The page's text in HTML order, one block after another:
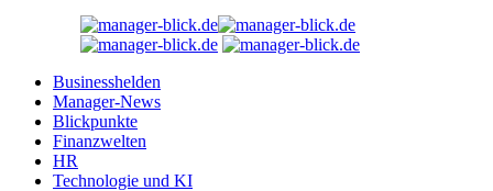
Businesshelden
Manager-News
Blickpunkte
Finanzwelten
HR
Technologie und KI